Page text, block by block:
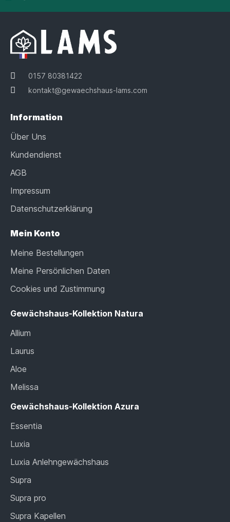
0157 80381422
kontakt@gewaechshaus-lams.com
Information
Über Uns
Kundendienst
AGB
Impressum
Datenschutzerklärung
Mein Konto
Meine Bestellungen
Meine Persönlichen Daten
Cookies und Zustimmung
Gewächshaus-Kollektion Natura
Allium
Laurus
Aloe
Melissa
Gewächshaus-Kollektion Azura
Essentia
Luxia
Luxia Anlehngewächshaus
Supra
Supra pro
Supra Kapellen